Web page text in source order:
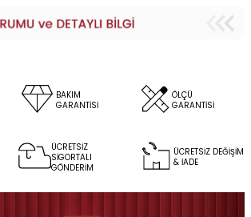
BAKIM
GARANTİSİ
ÖLÇÜ
GARANTİSİ
ÜCRETSİZ
SİGORTALI
GÖNDERİM
ÜCRETSİZ DEĞİŞİM
& İADE